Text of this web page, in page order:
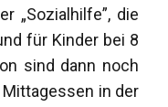
„Sozialhilfe”, die
für Kinder bei 8
sind dann noch
in der